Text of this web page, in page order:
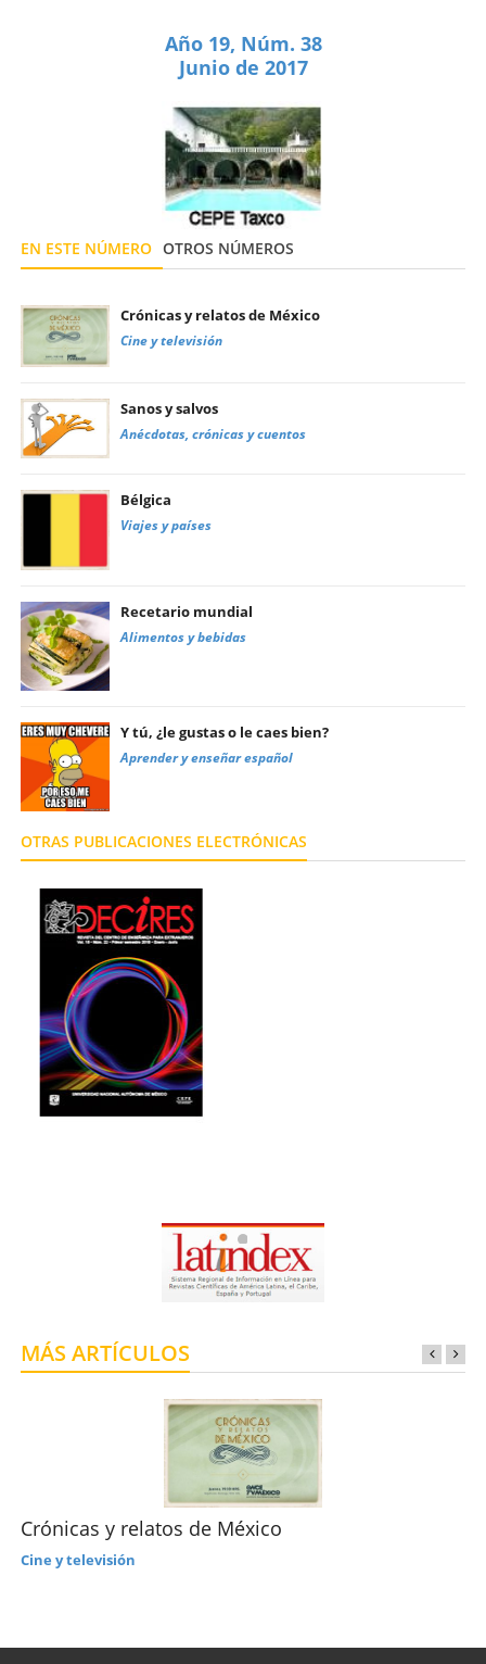
Año 19, Núm. 38
Junio de 2017
EN ESTE NÚMERO OTROS NÚMEROS
Crónicas y relatos de México
Cine y televisión
Sanos y salvos
Anécdotas, crónicas y cuentos
Bélgica
Viajes y países
Recetario mundial
Alimentos y bebidas
Y tú, ¿le gustas o le caes bien?
Aprender y enseñar español
OTRAS PUBLICACIONES ELECTRÓNICAS
MÁS ARTÍCULOS
Crónicas y relatos de México
Cine y televisión